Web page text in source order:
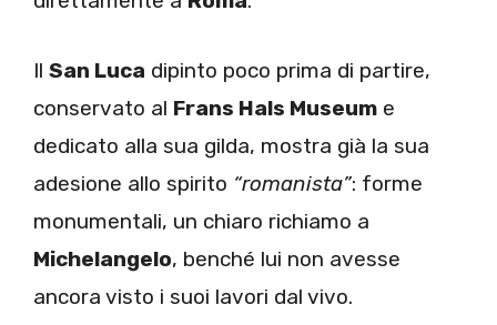
Il San Luca dipinto poco prima di partire,
conservato al Frans Hals Museum e
dedicato alla sua gilda, mostra già la sua
adesione allo spirito “romanista”: forme
monumentali, un chiaro richiamo a
Michelangelo, benché lui non avesse
ancora visto i suoi lavori dal vivo.